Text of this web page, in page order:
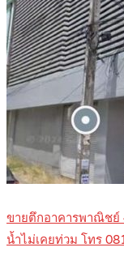
ขายตึกอาคารพาณิชย์
น้ำไม่เคยท่วม โทร